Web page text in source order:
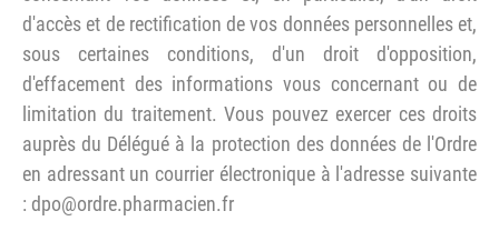
d'accès et de rectification de vos données personnelles et,
sous certaines conditions, d'un droit d'opposition,
d'effacement des informations vous concernant ou de
limitation du traitement. Vous pouvez exercer ces droits
auprès du Délégué à la protection des données de l'Ordre
en adressant un courrier électronique à l'adresse suivante
: dpo@ordre.pharmacien.fr